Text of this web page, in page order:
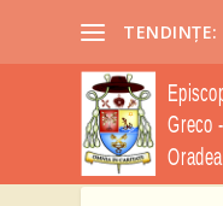
TENDINȚE: